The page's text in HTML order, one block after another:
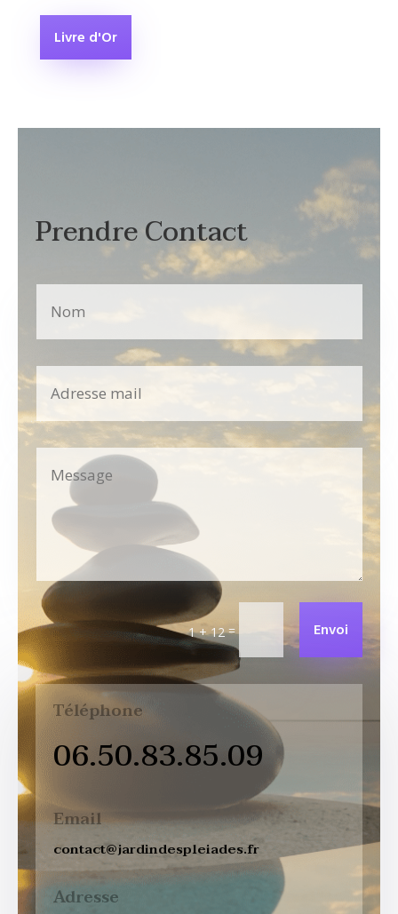
Livre d'Or
Prendre Contact
1 + 12= Envoi
Téléphone
06.50.83.85.09
Email
contact@jardindespleiades.fr
Adresse